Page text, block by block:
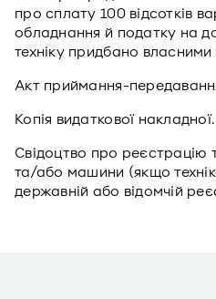
про сплату 100 відсотків
обладнання й податку на
техніку придбано
Акт приймання-
Копія видаткової накладної.
Свідоцтво про реєстрацію
та/або машини (якщо
державній або відомчій